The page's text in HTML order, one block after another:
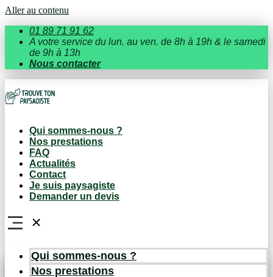
Aller au contenu
01 89 71 91 62
A votre service du lun. au ven. de 8h à 19h & le samedi
de 9h à 13h
Nous contacter
Qui sommes-nous ?
Nos prestations
FAQ
Actualités
Contact
Je suis paysagiste
Demander un devis
Qui sommes-nous ?
Nos prestations